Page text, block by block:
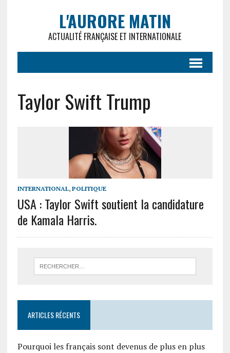
L'AURORE MATIN
ACTUALITÉ FRANÇAISE ET INTERNATIONALE
Taylor Swift Trump
INTERNATIONAL, POLITIQUE
USA : Taylor Swift soutient la candidature
de Kamala Harris.
ARTICLES RÉCENTS
Pourquoi les français sont devenus de plus en plus